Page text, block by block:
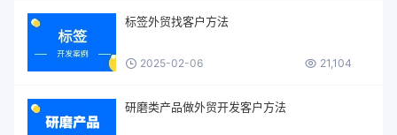
标签外贸找客户方法
2025-02-06 21,104
研磨类产品做外贸开发客户方法